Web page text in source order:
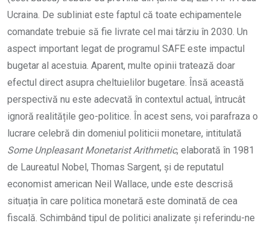
Ucraina. De subliniat este faptul că toate echipamentele
comandate trebuie să fie livrate cel mai târziu în 2030. Un
aspect important legat de programul SAFE este impactul
bugetar al acestuia. Aparent, multe opinii tratează doar
efectul direct asupra cheltuielilor bugetare. Însă această
perspectivă nu este adecvată în contextul actual, întrucât
ignoră realitățile geo-politice. În acest sens, voi parafraza o
lucrare celebră din domeniul politicii monetare, intitulată
Some Unpleasant Monetarist Arithmetic, elaborată în 1981
de Laureatul Nobel, Thomas Sargent, și de reputatul
economist american Neil Wallace, unde este descrisă
situația în care politica monetară este dominată de cea
fiscală. Schimbând tipul de politici analizate și referindu-ne